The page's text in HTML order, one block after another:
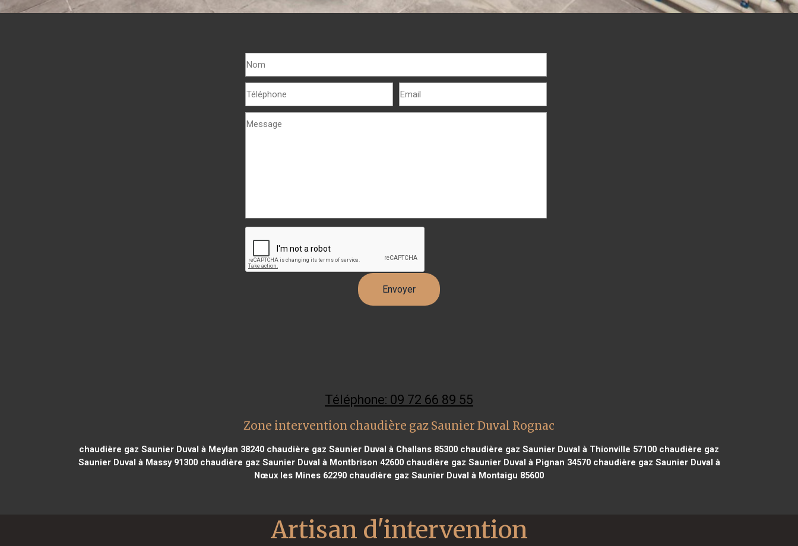
Téléphone: 09 72 66 89 55
Zone intervention chaudière gaz Saunier Duval Rognac
chaudière gaz Saunier Duval à Meylan 38240 chaudière gaz Saunier Duval à Challans 85300 chaudière gaz Saunier Duval à Thionville 57100 chaudière gaz
Saunier Duval à Massy 91300chaudière gaz Saunier Duval à Montbrison 42600chaudière gaz Saunier Duval à Pignan 34570chaudière gaz Saunier Duval à
Nœux les Mines 62290 chaudière gaz Saunier Duval à Montaigu 85600
Artisan d'intervention